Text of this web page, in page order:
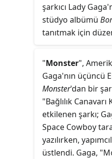
derlemesidir.
Birleşik
satarakBillboard
şarkıcı Lady
stüdyo albümü
tanıtmak için
Antarktika hariç
konserler verildi.
tamamlanmadan
satışından 161,4
hasılat elde ederek
çok gişe hasılatı
turnesi oldu.
"Monster",
Gaga'nın üçüncü
Monster'dan bir
"Bağlılık
etkilenen şarkı;
Space Cowboy
yazılırken,
üstlendi. Gaga,